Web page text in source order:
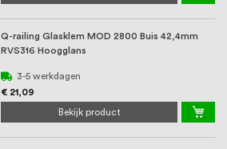
Q-railing Glasklem MOD 2800 Buis 42,4mm
RVS316 Hoogglans
3-5 werkdagen
€ 21,09
Bekijk product